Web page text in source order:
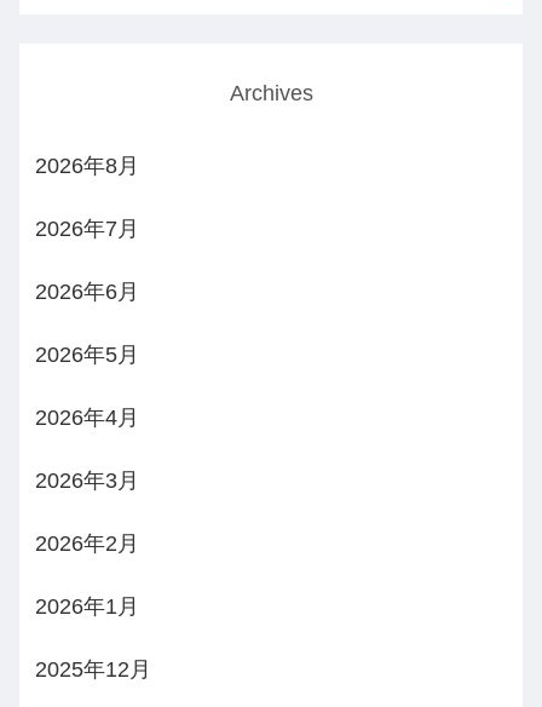
Archives
2026年8月
2026年7月
2026年6月
2026年5月
2026年4月
2026年3月
2026年2月
2026年1月
2025年12月